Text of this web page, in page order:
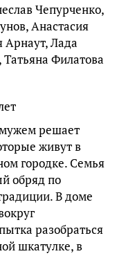
Чепурченко,
Анастасия
Арнаут, Лада
Филатова
решает
живут в
городке. Семья
обряд по
В доме
разобраться
шкатулке, в